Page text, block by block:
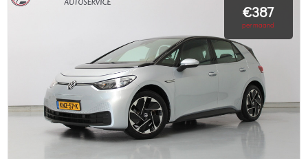
€387
per maand